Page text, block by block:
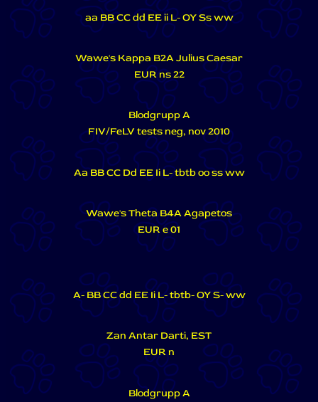
aa BB CC dd EE ii L- OY Ss ww
Wawe's Kappa B2A Julius Caesar
EUR ns 22
Blodgrupp A
FIV/FeLV tests neg, nov 2010
Aa BB CC Dd EE Ii L- tbtb oo ss ww
Wawe's Theta B4A Agapetos
EUR e 01
A- BB CC dd EE Ii L- tbtb- OY S- ww
Zan Antar Darti, EST
EUR n
Blodgrupp A